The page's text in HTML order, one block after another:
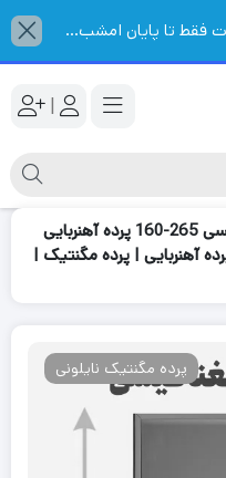
فقط تا پایان امشب...
|
پرده نایلونی مغناطیسی 265-160 پرده آهنربایی
با عرض 160 و ارتفاع 265 پرده آهنربایی | پرده مگنتیک |
پرده مگنتیک نایلونی